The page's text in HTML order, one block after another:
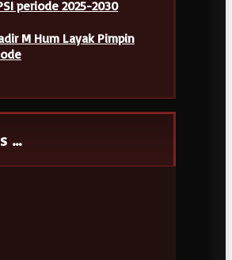
periode 2025-2030
M Hum Layak Pimpin
...